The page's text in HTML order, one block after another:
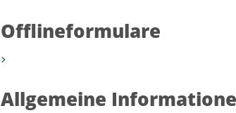
Offlineformulare
Allgemeine